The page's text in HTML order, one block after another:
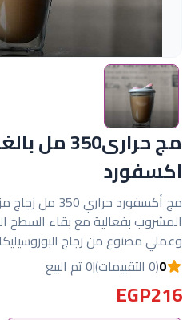
مج
اكسفورد
مج أكسفورد
المشروب بفعالية مع بقاء السطح
وعملي مصنوع من زجاج
0(0 التقييمات) |0 تم البيع
EGP216